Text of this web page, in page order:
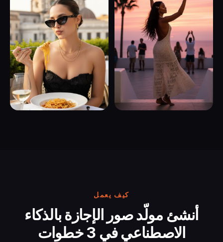
كيف يعمل
أنشئ مولّد صور الإجازة بالذكاء
الاصطناعي في 3 خطوات